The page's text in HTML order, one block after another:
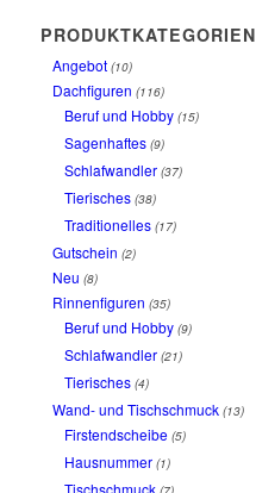
PRODUKTKATEGORIEN
Angebot (10)
Dachfiguren (116)
Beruf und Hobby (15)
Sagenhaftes (9)
Schlafwandler (37)
Tierisches (38)
Traditionelles (17)
Gutschein (2)
Neu (8)
Rinnenfiguren (35)
Beruf und Hobby (9)
Schlafwandler (21)
Tierisches (4)
Wand- und Tischschmuck (13)
Firstendscheibe (5)
Hausnummer (1)
Tischschmuck